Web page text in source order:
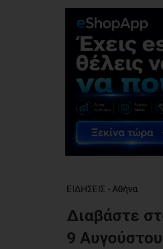
ΕΙΔΗΣΕΙΣ - Αθήνα
Διαβάστε
9 Αυγούστου